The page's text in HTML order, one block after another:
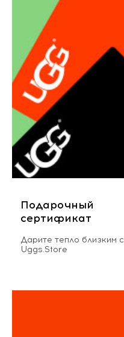
Подарочный
сертификат
Дарите тепло близким с
Uggs.Store